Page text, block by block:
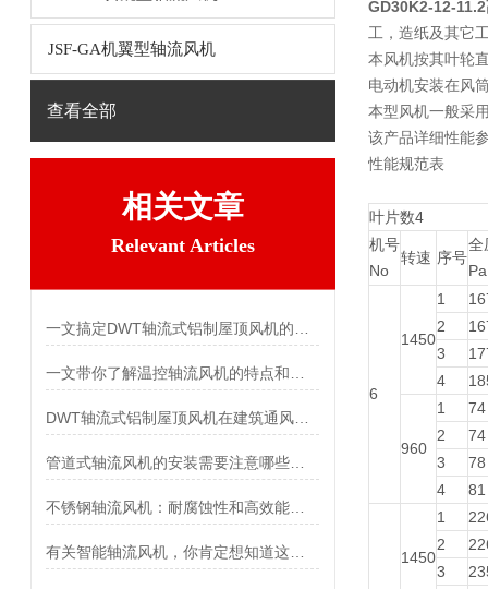
JSF-GA机翼型轴流风机
查看全部
相关文章
Relevant Articles
GD30K2-12-
工，造纸及其它
本风机按其叶轮
电动机安装在风
本型风机一般采
该产品详细性能
性能规范表
叶片数4
机号
No
转速 序号
全
Pa
6
1450
1
2
3
4
960
1
74
2
74
3
78
4
81
1450
1
2
3